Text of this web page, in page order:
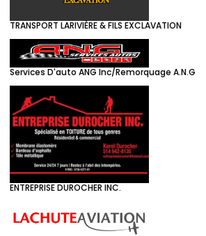
TRANSPORT LARIVIÈRE & FILS EXCLAVATION
Services D'auto ANG Inc/Remorquage A.N.G
ENTREPRISE DUROCHER INC.